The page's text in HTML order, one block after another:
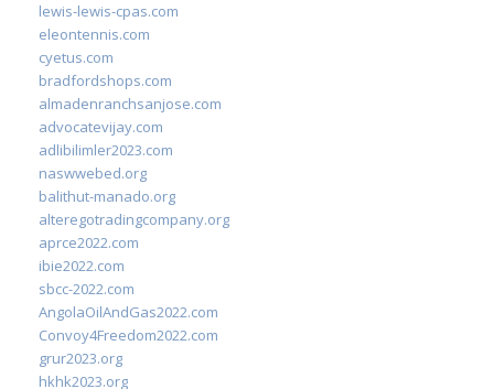
lewis-lewis-cpas.com
eleontennis.com
cyetus.com
bradfordshops.com
almadenranchsanjose.com
advocatevijay.com
adlibilimler2023.com
naswwebed.org
balithut-manado.org
alteregotradingcompany.org
aprce2022.com
ibie2022.com
sbcc-2022.com
AngolaOilAndGas2022.com
Convoy4Freedom2022.com
grur2023.org
hkhk2023.org